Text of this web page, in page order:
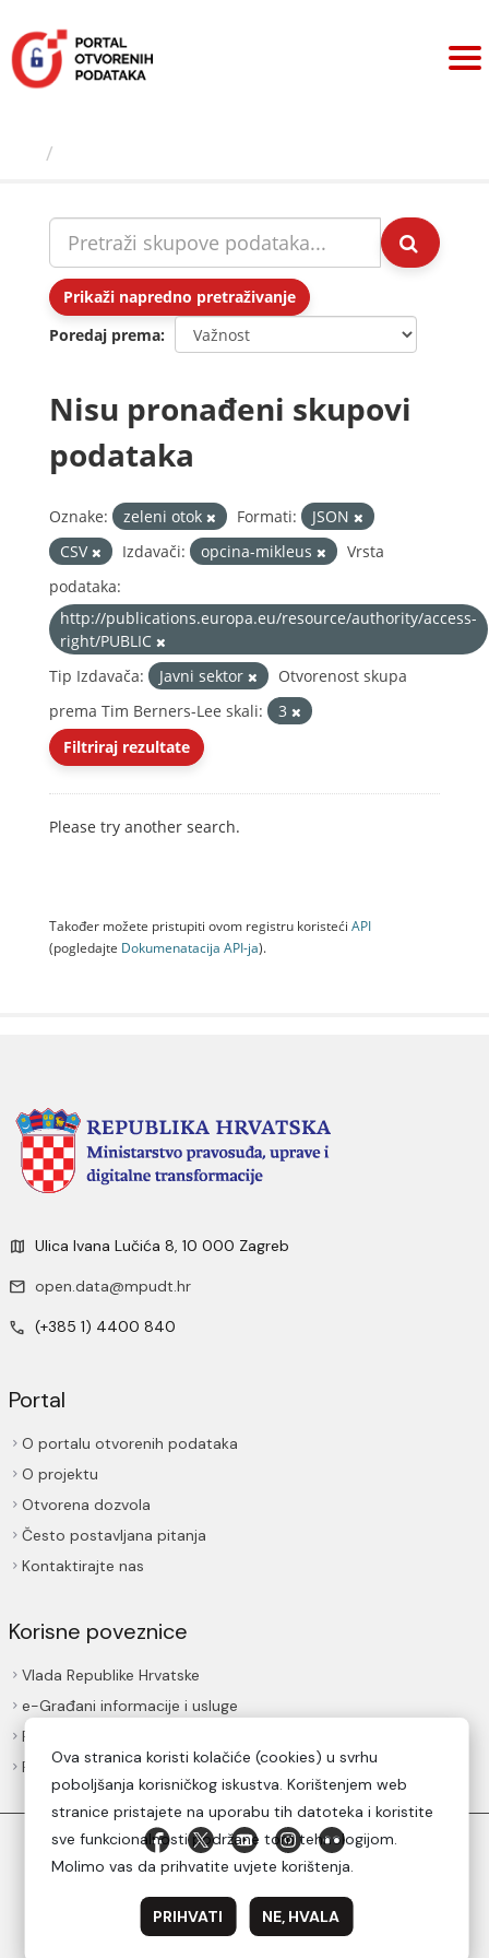
sadržaj
Prikaži napredno pretraživanje
Poredaj prema
Nisu pronađeni skupovi
podataka
Oznake: zeleni otok Formati:
JSON
CSV
Izdavači: opcina-mikleus
Vrsta
podataka:
http://publications.europa.eu/resource/authority/access-
right/PUBLIC
Tip Izdavača:
Javni sektor
Otvorenost skupa
prema Tim Berners-Lee skali:
3
Filtriraj rezultate
Please try another search.
Također možete pristupiti ovom registru koristeći API
(pogledajte Dokumenаtаcijа API-jа).